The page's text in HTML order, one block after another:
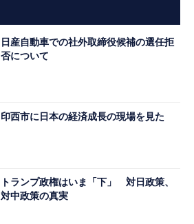
日産自動車での社外取締役候補の選任拒
否について
印西市に日本の経済成長の現場を見た
トランプ政権はいま「下」 対日政策、
対中政策の真実